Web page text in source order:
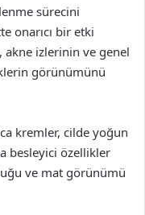
sürecini
onarıcı bir etki
akne izlerinin ve genel
görünümünü
kremler, cilde yoğun
besleyici özellikler
ve mat görünümü